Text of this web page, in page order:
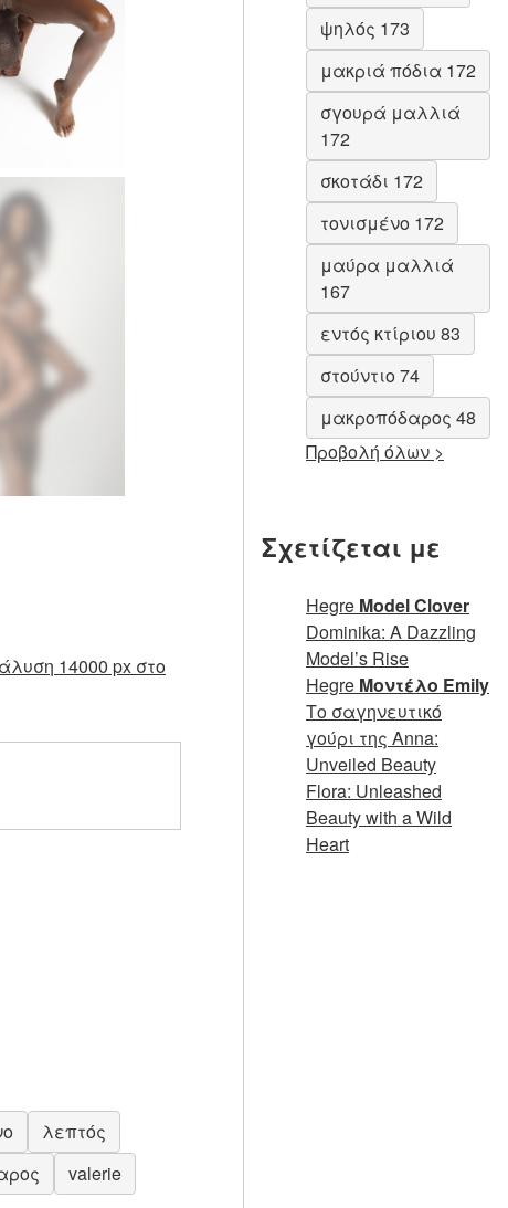
14000 px στο
λεπτός
valerie
ψηλός 173
μακριά πόδια 172
σγουρά μαλλιά
172
σκοτάδι 172
τονισμένο 172
μαύρα μαλλιά
167
εντός κτίριου 83
στούντιο 74
μακροπόδαρος 48
Προβολή όλων >
Σχετίζεται με
Hegre Model Clover
Dominika: A Dazzling
Model’s Rise
Hegre Μοντέλο Emily
Το σαγηνευτικό
γούρι της Anna:
Unveiled Beauty
Flora: Unleashed
Beauty with a Wild
Heart